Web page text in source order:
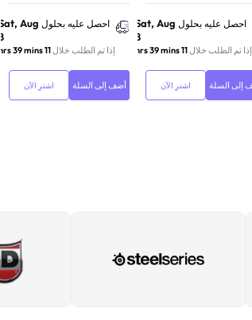
احصل عليه بحلول Sat, Aug
8
إذا تم الطلب خلال11 hrs 39 mins
إلى السلة اشترِ الآن
احصل عليه بحلول Sat, Aug
8
إذا تم الطلب خلال11 hrs 39 mins
أضف إلى السلة اشترِ الآن